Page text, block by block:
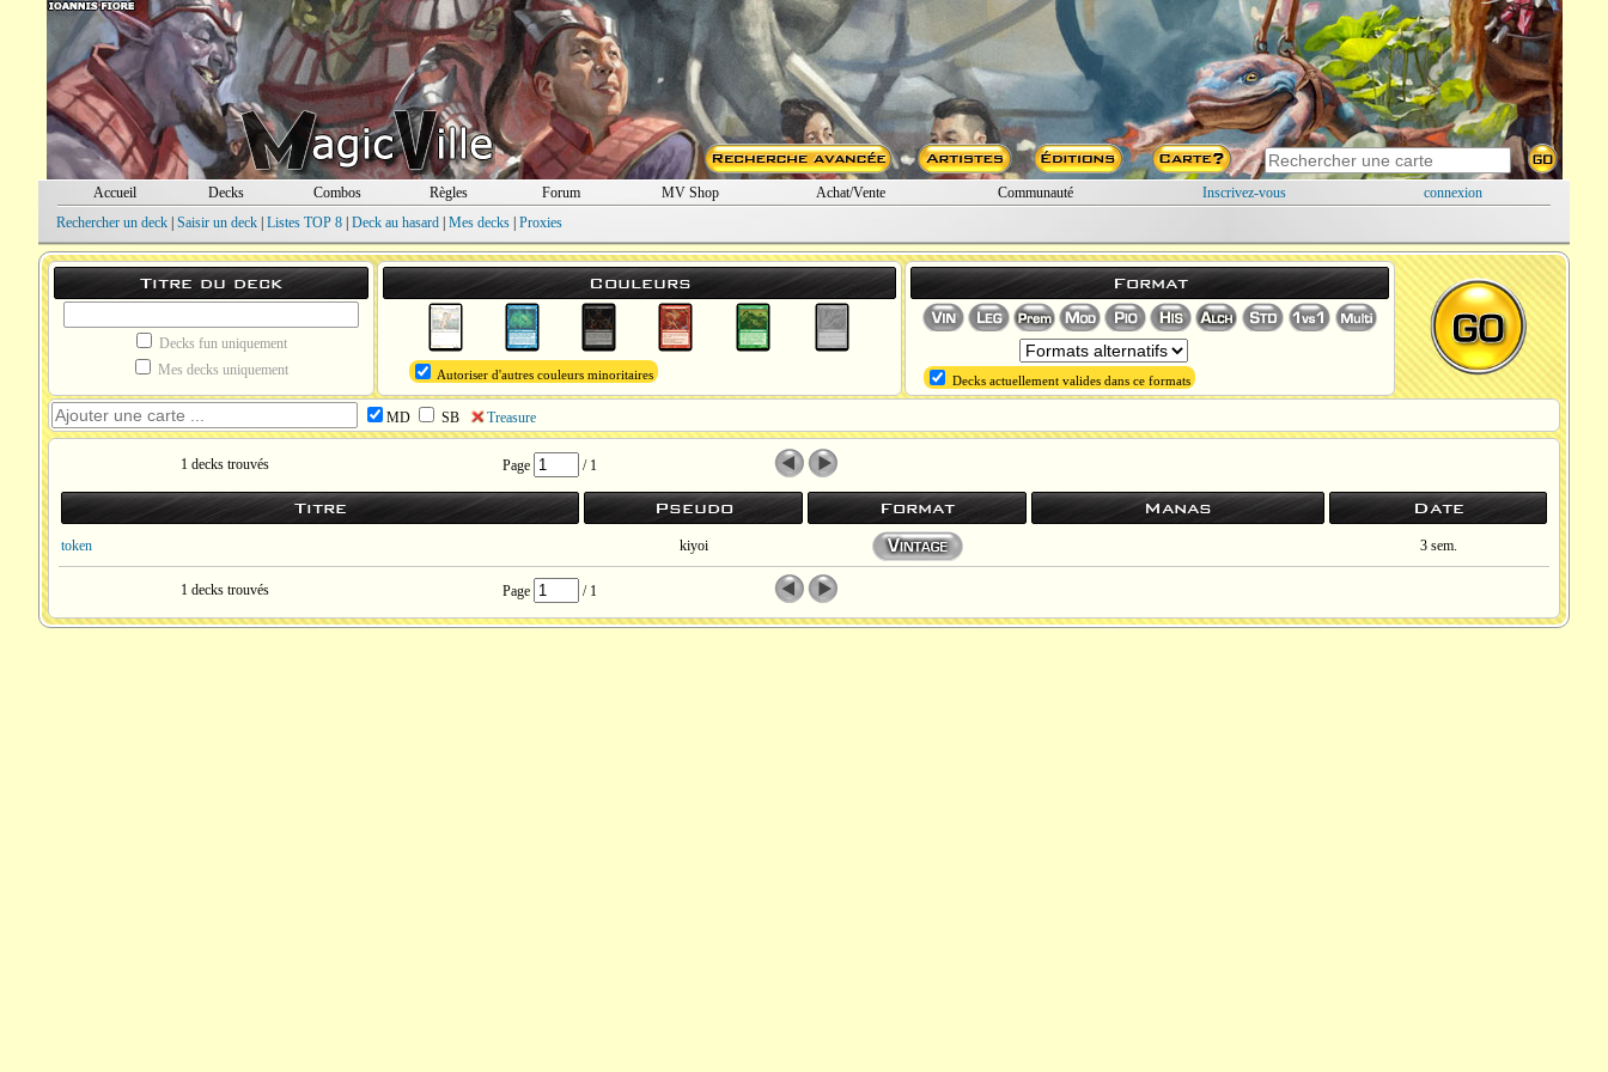
Accueil Decks Combos Règles Forum MV Shop Achat/Vente Communauté Inscrivez-vous
connexion
Rechercher un deck| Saisir un deck| Listes TOP 8| Deck au hasard| Mes decks| Proxies
Titre du deck
Decks fun uniquement
Mes decks uniquement
Couleurs
Autoriser d'autres couleurs minoritaires
Format
Decks actuellement valides dans ce formats
MD SB Treasure
1 decks trouvés Page / 1
Titre Pseudo Format Manas Date
token kiyoi 3 sem.
1 decks trouvés Page / 1